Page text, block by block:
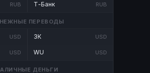
RUB Т-Банк RUB
ПЕРЕВОДЫ
USD
USD
ЗК USD
WU USD
ДЕНЬГИ